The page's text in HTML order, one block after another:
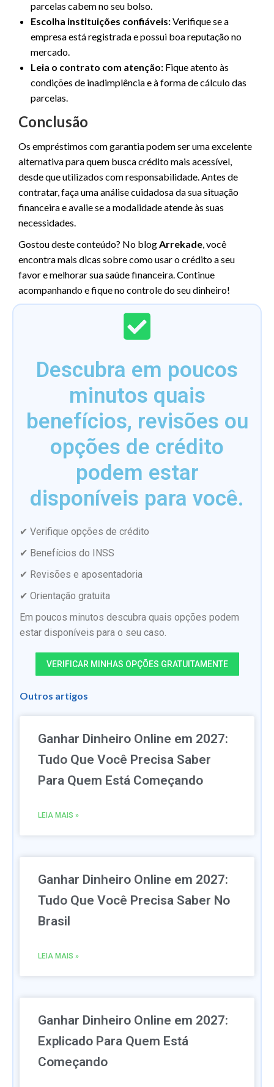
parcelas cabem no seu bolso.
Escolha instituições confiáveis:Verifique se a
empresa está registrada e possui boa reputação no
mercado.
Leia o contrato com atenção: Fique atento às
condições de inadimplência e à forma de cálculo das
parcelas.
Conclusão
Os empréstimos com garantia podem ser uma excelente
alternativa para quem busca crédito mais acessível,
desde que utilizados com responsabilidade. Antes de
contratar, faça uma análise cuidadosa da sua situação
financeira e avalie se a modalidade atende às suas
necessidades.
Gostou deste conteúdo? No blogArrekade, você
encontra mais dicas sobre como usar o crédito a seu
favor e melhorar sua saúde financeira. Continue
acompanhando e fique no controle do seu dinheiro!
Descubra em poucos
minutos quais
benefícios, revisões ou
opções de crédito
podem estar
disponíveis para você.
✔ Verifique opções de crédito
✔ Benefícios do INSS
✔ Revisões e aposentadoria
✔ Orientação gratuita
Em poucos minutos descubra quais opções podem
estar disponíveis para o seu caso.
VERIFICAR MINHAS OPÇÕES GRATUITAMENTE
Outros artigos
Ganhar Dinheiro Online em 2027:
Tudo Que Você Precisa Saber
Para Quem Está Começando
LEIA MAIS »
Ganhar Dinheiro Online em 2027:
Tudo Que Você Precisa Saber No
Brasil
LEIA MAIS »
Ganhar Dinheiro Online em 2027:
Explicado Para Quem Está
Começando